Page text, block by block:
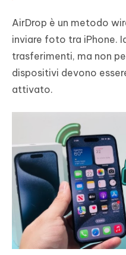
AirDrop è un metodo
inviare foto tra iPhone.
trasferimenti, ma non
dispositivi devono
attivato.